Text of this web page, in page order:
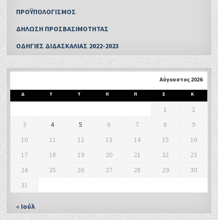
ΠΡΟΫΠΟΛΟΓΙΣΜΟΣ
ΔΗΛΩΣΗ ΠΡΟΣΒΑΣΙΜΟΤΗΤΑΣ
ΟΔΗΓΙΕΣ ΔΙΔΑΣΚΑΛΙΑΣ 2022-2023
Αύγουστος 2026
Δ Τ Τ Π Π Σ Κ
1
2
3
4 5 6 7 8
9
10
11 12 13 14 15
16
17
18 19 20 21 22
23
24
25 26 27 28 29
30
31
« Ιούλ